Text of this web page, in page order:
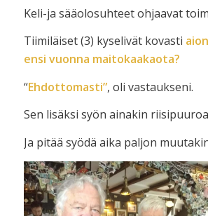
Keli-ja sääolosuhteet ohjaavat
Tiimiläiset (3) kyselivät kovasti
ensi vuonna maitokaakaota?
“Ehdottomasti”, oli vastaukseni.
Sen lisäksi syön ainakin
Ja pitää syödä aika paljon